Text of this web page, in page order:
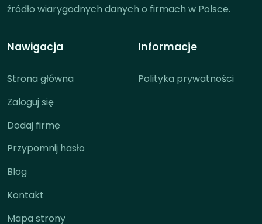
źródło wiarygodnych danych o firmach w Polsce.
Nawigacja
Strona główna
Zaloguj się
Dodaj firmę
Przypomnij hasło
Blog
Kontakt
Mapa strony
Informacje
Polityka prywatności